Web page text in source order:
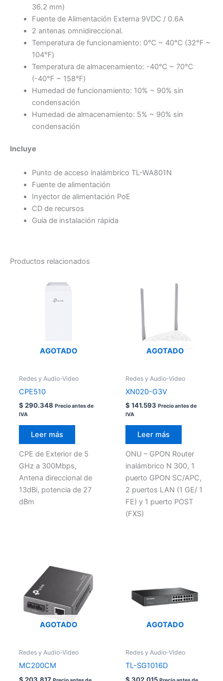
36.2 mm)
Fuente de Alimentación Externa 9VDC / 0.6A
2 antenas omnidireccional.
Temperatura de funcionamiento: 0℃ ~ 40℃ (32℉ ~
104℉)
Temperatura de almacenamiento: -40℃ ~ 70℃
(-40℉ ~ 158℉)
Humedad de funcionamiento: 10% ~ 90% sin
condensación
Humedad de almacenamiento: 5% ~ 90% sin
condensación
Incluye
Punto de acceso inalámbrico TL-WA801N
Fuente de alimentación
Inyector de alimentación PoE
CD de recursos
Guía de instalación rápida
Productos relacionados
AGOTADO
Redes y Audio-Video
CPE510
$ 290.348 Precio antes de
IVA
Leer más
CPE de Exterior de 5
GHz a 300Mbps,
Antena direccional de
13dBi, potencia de 27
dBm
AGOTADO
Redes y Audio-Video
XN020-G3V
$ 141.593 Precio antes de
IVA
Leer más
ONU – GPON Router
inalámbrico N 300, 1
puerto GPON SC/APC,
2 puertos LAN (1 GE/ 1
FE) y 1 puerto POST
(FXS)
AGOTADO
Redes y Audio-Video
MC200CM
$ 203.817
AGOTADO
Redes y Audio-Video
TL-SG1016D
$ 302.015